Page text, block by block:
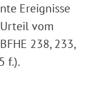
Ereignisse
vom
238, 233,
f.).